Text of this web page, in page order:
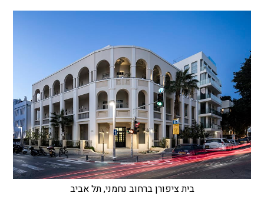
בית ציפורן ברחוב נחמני, תל אביב